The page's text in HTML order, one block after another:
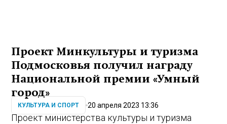
Проект Минкультуры и туризма
Подмосковья получил награду
Национальной премии «Умный
город»
КУЛЬТУРА И СПОРТ 20 апреля 2023 13:36
Проект министерства культуры и туризма